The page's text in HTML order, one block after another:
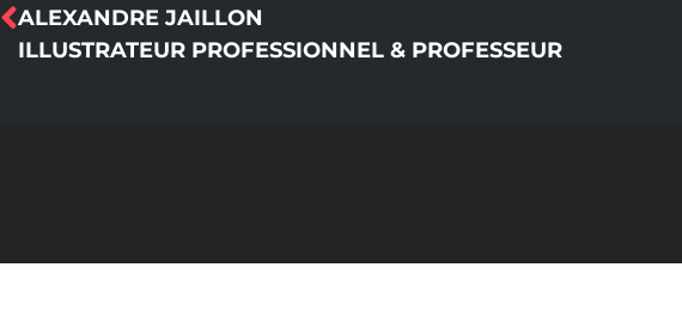
ALEXANDRE JAILLON
ILLUSTRATEUR PROFESSIONNEL & PROFESSEUR